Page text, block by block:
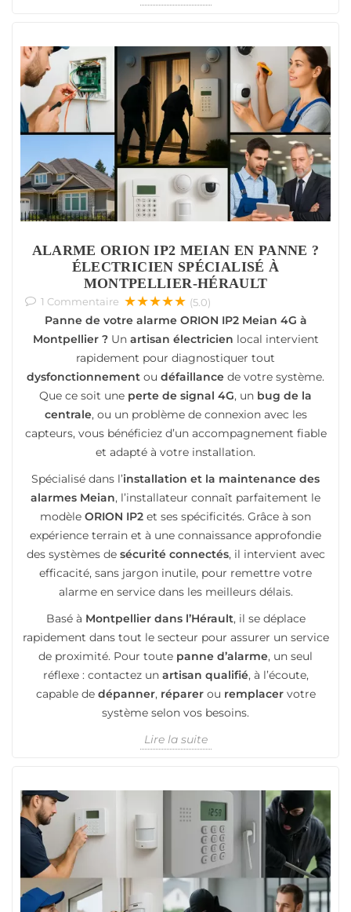
ALARME ORION IP2 MEIAN EN PANNE ?
ÉLECTRICIEN SPÉCIALISÉ À
MONTPELLIER-HÉRAULT
1 Commentaire ★★★★★ (5.0)
Panne de votre alarme ORION IP2 Meian 4G à
Montpellier ?Un artisan électricien local intervient
rapidement pour diagnostiquer tout
dysfonctionnement ou défaillance de votre système.
Que ce soit une perte de signal 4G, un bug de la
centrale, ou un problème de connexion avec les
capteurs, vous bénéficiez d’un accompagnement fiable
et adapté à votre installation.
Spécialisé dans l’installation et la maintenance des
alarmes Meian, l’installateur connaît parfaitement le
modèle ORION IP2 et ses spécificités. Grâce à son
expérience terrain et à une connaissance approfondie
des systèmes de sécurité connectés, il intervient avec
efficacité, sans jargon inutile, pour remettre votre
alarme en service dans les meilleurs délais.
Basé à Montpellier dans l’Hérault, il se déplace
rapidement dans tout le secteur pour assurer un service
de proximité. Pour toute panne d’alarme, un seul
réflexe : contactez un artisan qualifié, à l’écoute,
capable de dépanner, réparerou remplacervotre
système selon vos besoins.
Lire la suite